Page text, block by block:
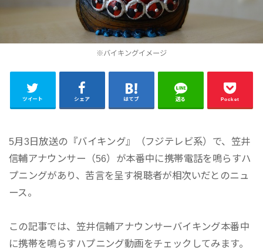
※バイキングイメージ
ツイート シェア はてブ 送る Pocket
5月3日放送の『バイキング』（フジテレビ系）で、笠井
信輔アナウンサー（56）が本番中に携帯電話を鳴らすハ
プニングがあり、苦言を呈す視聴者が相次いだとのニュ
ース。
この記事では、笠井信輔アナウンサーバイキング本番中
に携帯を鳴らすハプニング動画をチェックしてみます。